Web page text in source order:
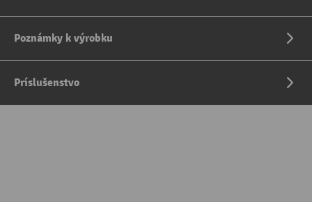
Poznámky k výrobku
Príslušenstvo